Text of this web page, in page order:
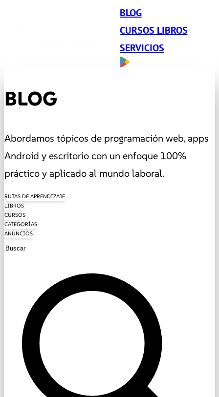
BLOG
CURSOS LIBROS
SERVICIOS
BLOG
Abordamos tópicos de programación web, apps
Android y escritorio con un enfoque 100%
práctico y aplicado al mundo laboral.
RUTAS DE APRENDIZAJE
LIBROS
CURSOS
CATEGORÍAS
ANUNCIOS